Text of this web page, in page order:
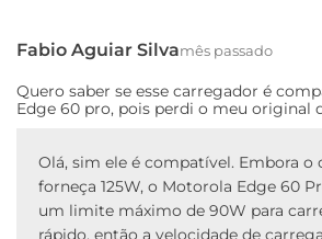
Motorola Edge 50, Motorola Raz 50
Carregamento TurboPower™ 90W:
Carregamento TurboPower™ 125W:
30 Ultra, Motorola Edge 50 Ultra e
Pro
Fabio Aguiar Silvamês passado
Quero saber se esse carregador é
Edge 60 pro, pois perdi o meu original
Olá, sim ele é compatível. Embora o
forneça 125W, o Motorola Edge 60
um limite máximo de 90W para
rápido, então a velocidade de